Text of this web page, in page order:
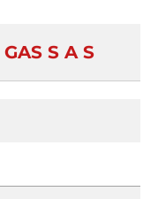
S A S